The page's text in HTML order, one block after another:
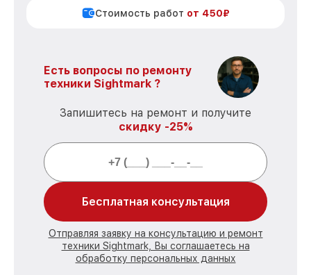
Стоимость работ от 450₽
Есть вопросы по ремонту
техники Sightmark ?
Запишитесь на ремонт и получите
скидку -25%
Бесплатная консультация
Отправляя заявку на консультацию и ремонт
техники Sightmark, Вы соглашаетесь на
обработку персональных данных